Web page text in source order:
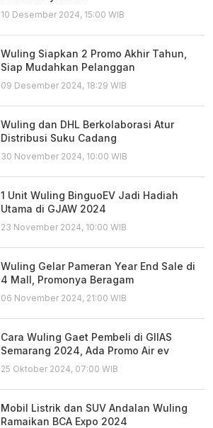
10 Desember 2024, 15:00 WIB
Wuling Siapkan 2 Promo Akhir Tahun,
Siap Mudahkan Pelanggan
09 Desember 2024, 18:29 WIB
Wuling dan DHL Berkolaborasi Atur
Distribusi Suku Cadang
30 November 2024, 10:00 WIB
1 Unit Wuling BinguoEV Jadi Hadiah
Utama di GJAW 2024
23 November 2024, 10:00 WIB
Wuling Gelar Pameran Year End Sale di
4 Mall, Promonya Beragam
06 November 2024, 21:00 WIB
Cara Wuling Gaet Pembeli di GIIAS
Semarang 2024, Ada Promo Air ev
25 Oktober 2024, 07:00 WIB
Mobil Listrik dan SUV Andalan Wuling
Ramaikan BCA Expo 2024